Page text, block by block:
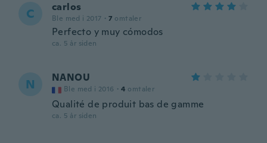
C carlos
Ble med i 2017 · 7 omtaler
Perfecto y muy cómodos
ca. 5 år siden
N NANOU
Ble med i 2016 · 4 omtaler
Qualité de produit bas de gamme
ca. 5 år siden